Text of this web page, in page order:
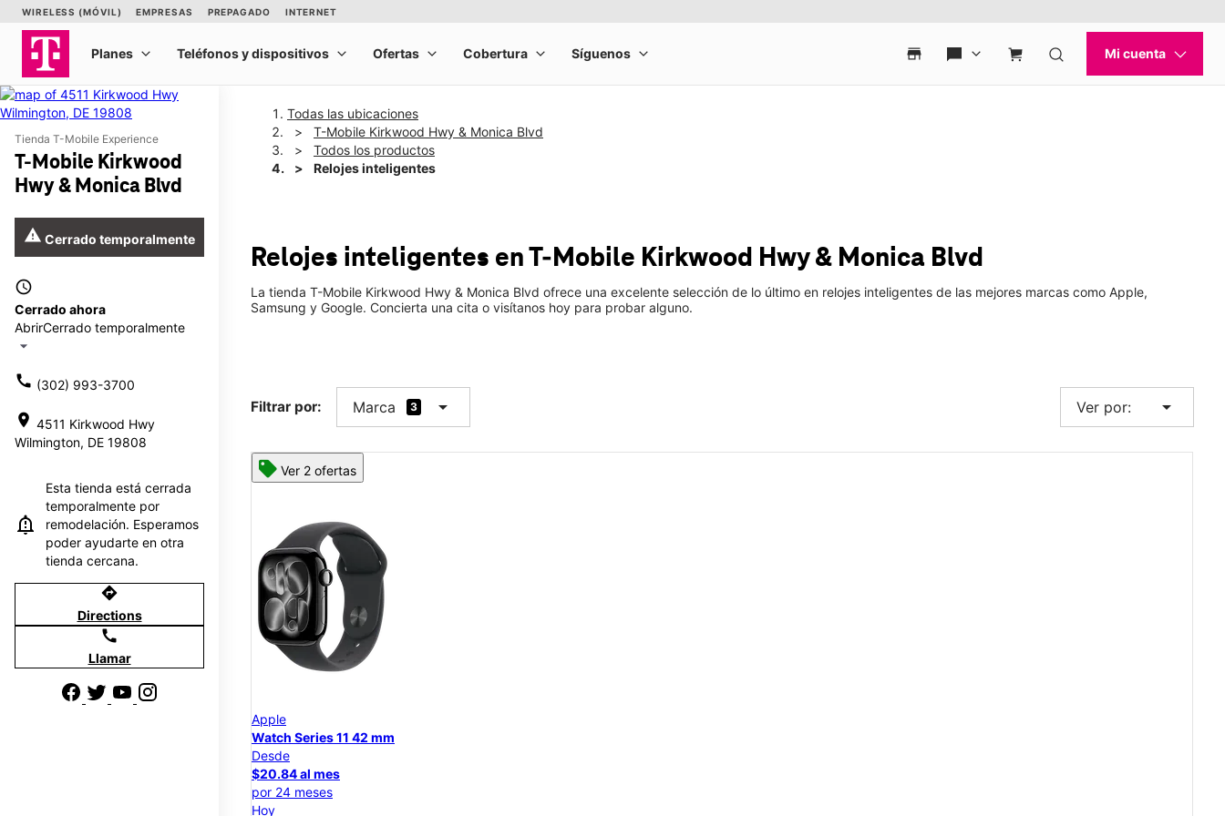
Tienda T-Mobile Experience
T-Mobile Kirkwood
Hwy & Monica Blvd
warning Cerrado temporalmente
access_time
Cerrado ahora
AbrirCerrado temporalmente
arrow_drop_down
call (302) 993-3700
location_on 4511 Kirkwood Hwy
Wilmington, DE 19808
Esta tienda está cerrada
temporalmente por
remodelación. Esperamos
poder ayudarte en otra
tienda cercana.
directions
Directions
call
Llamar
Todas las ubicaciones
T-Mobile Kirkwood Hwy & Monica Blvd
Todos los productos
Relojes inteligentes
Relojes inteligentes en T-Mobile Kirkwood Hwy & Monica Blvd
La tienda T-Mobile Kirkwood Hwy & Monica Blvd ofrece una excelente selección de lo último en relojes inteligentes de las mejores marcas como Apple,
Samsung y Google. Concierta una cita o visítanos hoy para probar alguno.
Filtrar por: Marca 3 arrow_drop_down Ver por: arrow_drop_down
Ver 2 ofertas
Apple
Watch Series 11 42 mm
Desde
$20.84 al mes
por 24 meses
Hoy